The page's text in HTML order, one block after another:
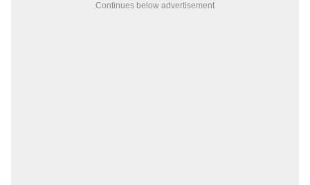
Continues below advertisement